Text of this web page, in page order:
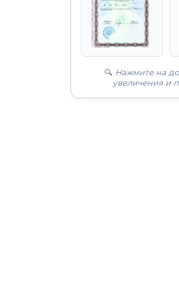
🔍 Нажмите на
увеличения и